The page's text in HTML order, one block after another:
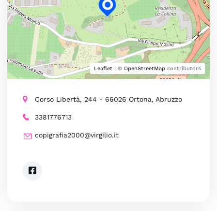
Leaflet | © OpenStreetMap contributors
Corso Libertà, 244 - 66026 Ortona, Abruzzo
3381776713
copigrafia2000@virgilio.it